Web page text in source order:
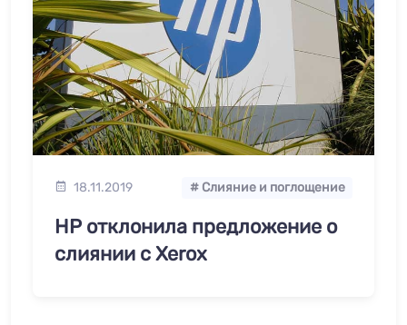
18.11.2019 # Слияние и поглощение
HP отклонила предложение о
слиянии с Xerox